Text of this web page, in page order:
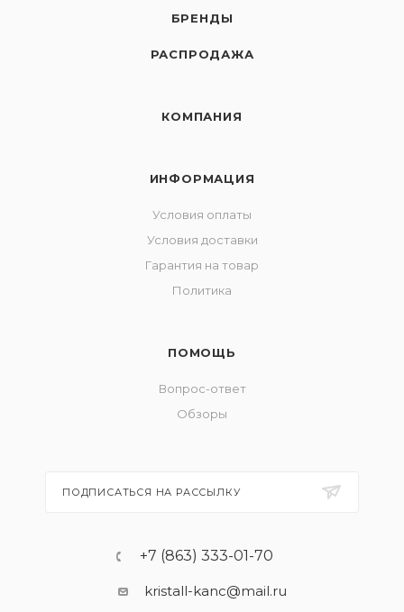
БРЕНДЫ
РАСПРОДАЖА
КОМПАНИЯ
ИНФОРМАЦИЯ
Условия оплаты
Условия доставки
Гарантия на товар
Политика
ПОМОЩЬ
Вопрос-ответ
Обзоры
ПОДПИСАТЬСЯ НА РАССЫЛКУ
+7 (863) 333-01-70
kristall-kanc@mail.ru